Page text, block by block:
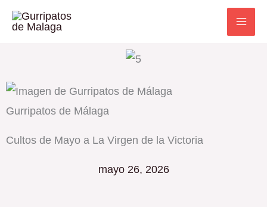
Gurripatos de Málaga
Cultos de Mayo a La Virgen de la Victoria
mayo 26, 2026